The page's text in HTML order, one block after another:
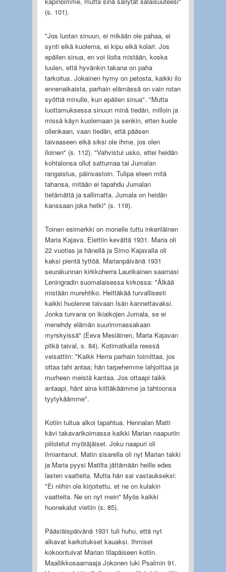
(s. 101).
"Jos luotan sinuun, ei mikään ole pahaa, ei
synti eikä kuolema, ei kipu eikä kolari. Jos
epäilen sinua, en voi iloita mistään, koska
luulen, että hyvänkin takana on paha
tarkoitus. Jokainen hymy on petosta, kaikki ilo
ennenaikaista, parhain elämässä on vain rotan
syöttiä minulle, kun epäilen sinua". "Mutta
luottamuksessa sinuun minä tiedän, milloin ja
missä käyn kuolemaan ja senkin, etten kuole
ollenkaan, vaan tiedän, että pääsen
taivaaseen eikä siksi ole ihme, jos olen
iloinen" (s. 112). "Vahvistui usko, ettei heidän
kohtalonsa ollut sattumaa tai Jumalan
rangaistus, päinvastoin. Tulipa eteen mitä
tahansa, mitään ei tapahdu Jumalan
tietämättä ja sallimatta. Jumala on heidän
kanssaan joka hetki" (s. 119).
Toinen esimerkki on monelle tuttu inkeriläinen
Maria Kajava. Elettiin kevättä 1931. Maria oli
22 vuotias ja hänellä ja Simo Kajavalla oli
kaksi pientä tyttöä. Marianpäivänä 1931
seurakunnan kirkkoherra Laurikainen saarnasi
Leningradin suomalaisessa kirkossa: "Älkää
mistään murehtiko. Heittäkää turvallisesti
kaikki huolenne taivaan Isän kannettavaksi.
Jonka turvana on ikiaikojen Jumala, se ei
menehdy elämän suurimmassakaan
myrskyissä" (Eeva Mesiäinen, Maria Kajavan
pitkä taival, s. 84). Kotimatkalla reessä
veisattiin: "Kaikk Herra parhain toimittaa, jos
ottaa tahi antaa; hän tarpehemme lahjoittaa ja
murheen meistä kantaa. Jos ottaapi taikk
antaapi, hänt aina kiittäkäämme ja tahtoonsa
tyytykäämme".
Kotiin tultua alkoi tapahtua. Hennalan Matti
kävi takavarikoimassa kaikki Marian naapuriin
piilotetut myötäjäiset. Joku naapuri oli
ilmiantanut. Matin sisarella oli nyt Marian takki
ja Maria pyysi Matilta jättämään heille edes
lasten vaatteita. Mutta hän sai vastaukseksi:
"Ei niihin ole kirjoitettu, et ne on kulakin
vaatteita. Ne on nyt mein" Myös kaikki
huonekalut vietiin (s. 85).
Pääsiäispäivänä 1931 tuli huhu, että nyt
alkavat karkotukset kauaksi. Ihmiset
kokoontuivat Marian tilapäiseen kotiin.
Maallikkosaarnaaja Jokonen luki Psalmin 91.